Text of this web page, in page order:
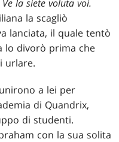
la siete voluta voi.
la scagliò
lanciata, il quale tentò
lo divorò prima che
urlare.
a lei per
di Quandrix,
di studenti.
con la sua solita